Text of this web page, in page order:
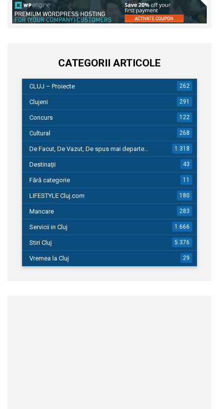
CATEGORII ARTICOLE
CLUJ – Proiecte 262
Clujeni 291
Concurs 122
Cultural 268
De Facut, De Vazut, De spus mai departe… 1.318
Destinații 43
Fără categorie 11
LIFESTYLE Cluj.com 180
Mancare 283
Servicii in Cluj 1.666
Stiri Cluj 5.376
Vremea la Cluj 29